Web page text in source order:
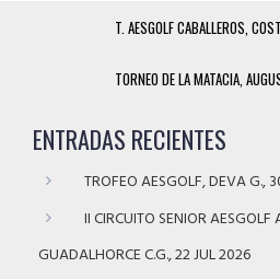
T. AESGOLF CABALLEROS,
TORNEO DE LA MATACIA,
ENTRADAS RECIENTES
TROFEO AESGOLF, DEVA G.,
II CIRCUITO SENIOR AESGOLF
GUADALHORCE C.G., 22 JUL 2026